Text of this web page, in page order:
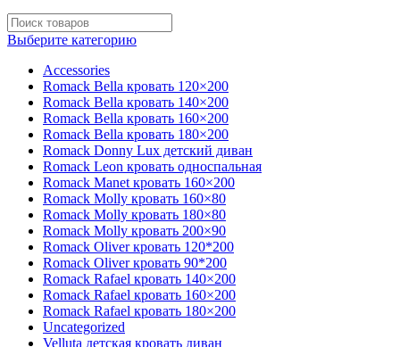
Выберите категорию
Accessories
Romack Bella кровать 120×200
Romack Bella кровать 140×200
Romack Bella кровать 160×200
Romack Bella кровать 180×200
Romack Donny Lux детский диван
Romack Leon кровать односпальная
Romack Manet кровать 160×200
Romack Molly кровать 160×80
Romack Molly кровать 180×80
Romack Molly кровать 200×90
Romack Oliver кровать 120*200
Romack Oliver кровать 90*200
Romack Rafael кровать 140×200
Romack Rafael кровать 160×200
Romack Rafael кровать 180×200
Uncategorized
Velluta детская кровать диван